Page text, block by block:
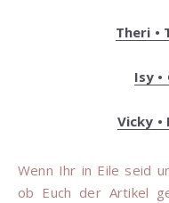
Theri •
Isy
Vicky
Wenn Ihr in Eile seid
ob Euch der Artikel